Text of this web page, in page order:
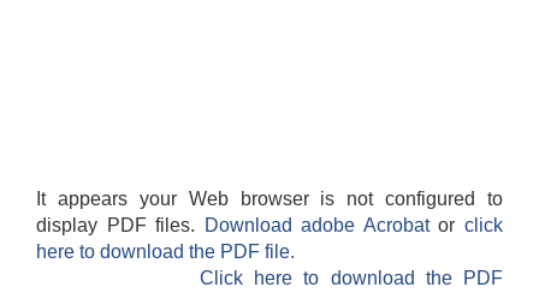
It appears your Web browser is not configured to
display PDF files.
Download adobe Acrobatorclick
here to download the PDF file.
Click here to download the PDF